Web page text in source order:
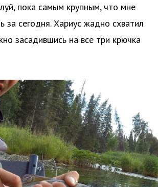
пока самым крупным, что мне
за сегодня. Хариус жадно схватил
засадившись на все три крючка